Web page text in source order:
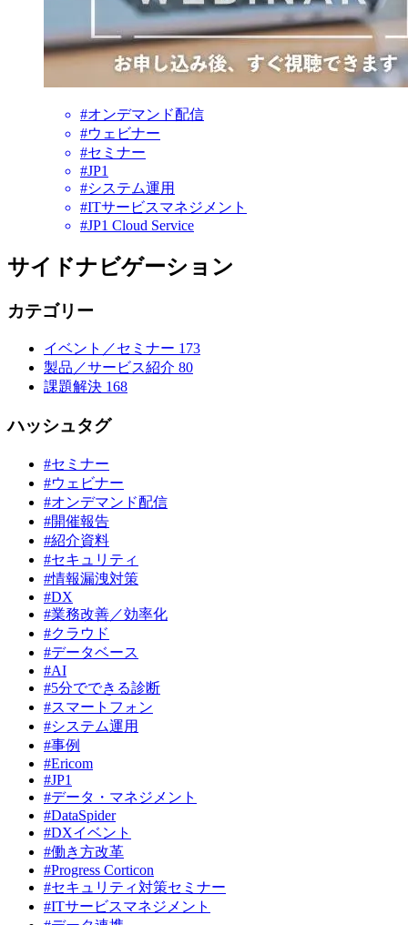
#オンデマンド配信
#ウェビナー
#セミナー
#JP1
#システム運用
#ITサービスマネジメント
#JP1 Cloud Service
サイドナビゲーション
カテゴリー
イベント／セミナー 173
製品／サービス紹介 80
課題解決 168
ハッシュタグ
#セミナー
#ウェビナー
#オンデマンド配信
#開催報告
#紹介資料
#セキュリティ
#情報漏洩対策
#DX
#業務改善／効率化
#クラウド
#データベース
#AI
#5分でできる診断
#スマートフォン
#システム運用
#事例
#Ericom
#JP1
#データ・マネジメント
#DataSpider
#DXイベント
#働き方改革
#Progress Corticon
#セキュリティ対策セミナー
#ITサービスマネジメント